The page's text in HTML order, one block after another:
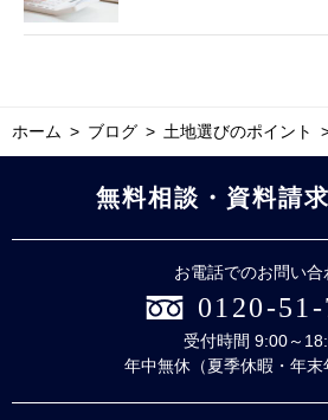
ホーム ブログ 土地選びのポイント
無料相談・資料請
お電話でのお問い合
0120-51-
受付時間 9:00～
年中無休（夏季休暇・年末